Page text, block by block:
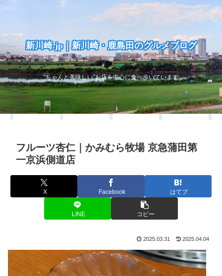
新川崎.jp｜新川崎・鹿島田のグルメブログ
“ちゃんと美味しい”お店を中心に食べ歩いています
フルーツ杏仁｜かみむら牧場 京急蒲田第
一京浜側道店
X Facebook はてブ
LINE コピー
2025.03.31 2025.04.04